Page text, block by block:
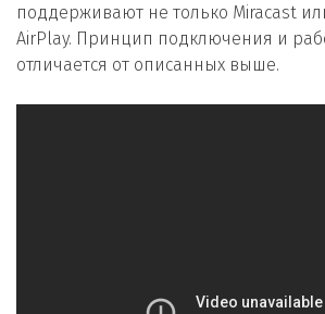
поддерживают не только Miracast
AirPlay. Принцип подключения и
отличается от описанных выше.